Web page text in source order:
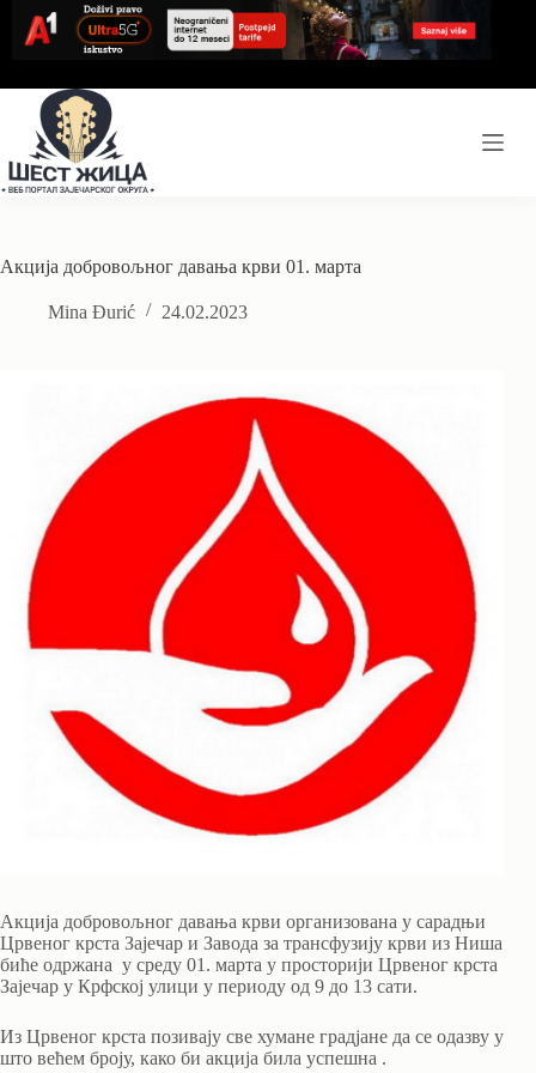
content
Акција добровољног давања крви 01. марта
Mina Đurić 24.02.2023
Акција добровољног давања крви организована у сарадњи
Црвеног крста Зајечар и Завода за трансфузију крви из Ниша
биће одржана у среду 01. марта у просторији Црвеног крста
Зајечар у Крфској улици у периоду од 9 до 13 сати.
Из Црвеног крста позивају све хумане градјане да се одазву у
што већем броју, како би акција била успешна .